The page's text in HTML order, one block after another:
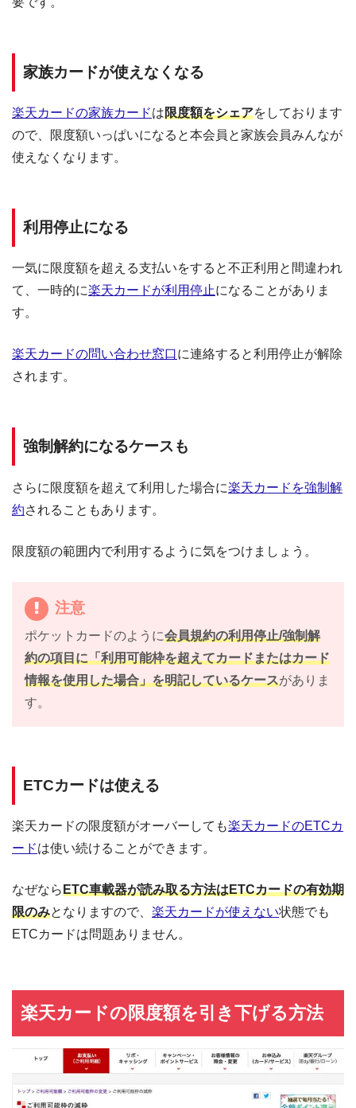
家族カードが使えなくなる
楽天カードの家族カードは限度額をシェアをしております
ので、限度額いっぱいになると本会員と家族会員みんなが
使えなくなります。
利用停止になる
一気に限度額を超える支払いをすると不正利用と間違われ
て、一時的に楽天カードが利用停止になることがありま
す。
楽天カードの問い合わせ窓口に連絡すると利用停止が解除
されます。
強制解約になるケースも
さらに限度額を超えて利用した場合に楽天カードを強制解
約されることもあります。
限度額の範囲内で利用するように気をつけましょう。
注意
ポケットカードのように会員規約の利用停止/強制解
約の項目に「利用可能枠を超えてカードまたはカード
情報を使用した場合」を明記しているケースがありま
す。
ETCカードは使える
楽天カードの限度額がオーバーしても楽天カードのETCカ
ードは使い続けることができます。
なぜならETC車載器が読み取る方法はETCカードの有効期
限のみとなりますので、 楽天カードが使えない状態でも
ETCカードは問題ありません。
楽天カードの限度額を引き下げる方法